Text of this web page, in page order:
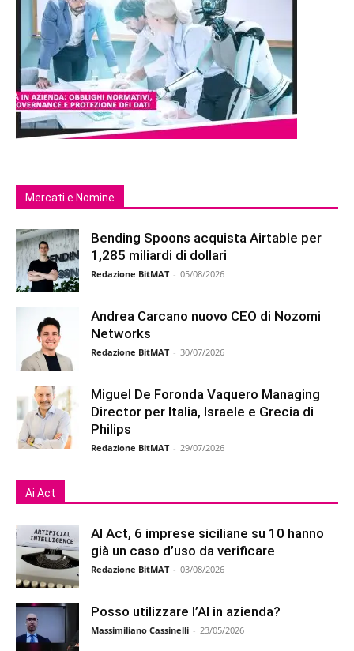
Mercati e Nomine
Bending Spoons acquista Airtable per
1,285 miliardi di dollari
Redazione BitMAT - 05/08/2026
Andrea Carcano nuovo CEO di Nozomi
Networks
Redazione BitMAT - 30/07/2026
Miguel De Foronda Vaquero Managing
Director per Italia, Israele e Grecia di
Philips
Redazione BitMAT - 29/07/2026
Ai Act
AI Act, 6 imprese siciliane su 10 hanno
già un caso d’uso da verificare
Redazione BitMAT - 03/08/2026
Posso utilizzare l’AI in azienda?
Massimiliano Cassinelli - 23/05/2026